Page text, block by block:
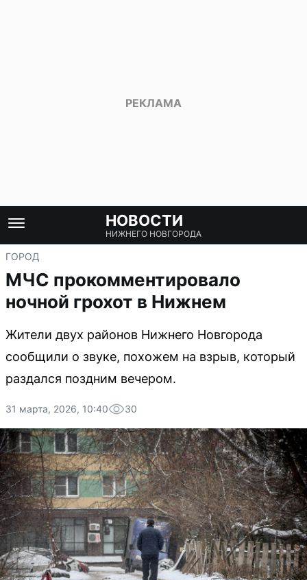
НОВОСТИ
НИЖНЕГО НОВГОРОДА
ГОРОД
МЧС прокомментировало
ночной грохот в Нижнем
Жители двух районов Нижнего Новгорода
сообщили о звуке, похожем на взрыв, который
раздался поздним вечером.
31 марта, 2026, 10:40 30